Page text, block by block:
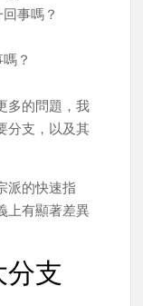
事嗎？
？
多的問題，我
分支，以及其
派的快速指
上有顯著差異
分支